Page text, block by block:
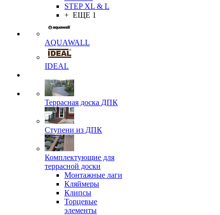
STEP XL & L
+ ЕЩЕ 1
AQUAWALL
IDEAL
Террасная доска ДПК
Ступени из ДПК
Комплектующие для
террасной доски
Монтажные лаги
Кляймеры
Клипсы
Торцевые
элементы